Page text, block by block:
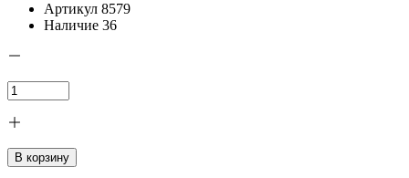
Артикул 8579
Наличие 36
В корзину